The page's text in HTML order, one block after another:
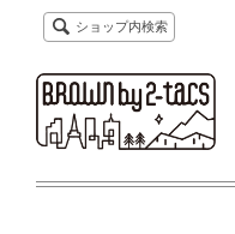
ショップ内検索